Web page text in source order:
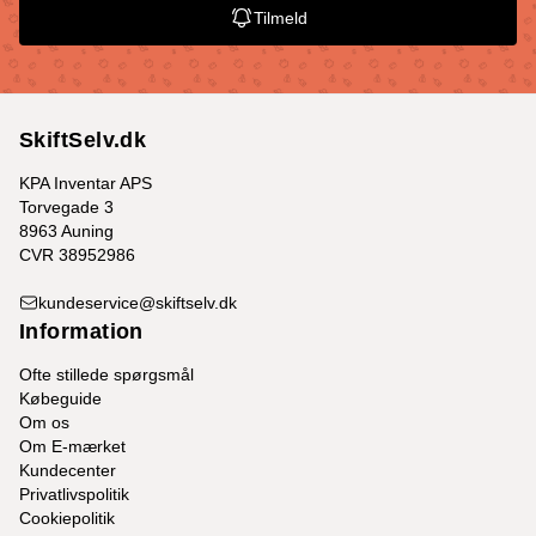
Tilmeld
SkiftSelv.dk
KPA Inventar APS
Torvegade 3
8963 Auning
CVR 38952986
kundeservice@skiftselv.dk
Information
Ofte stillede spørgsmål
Købeguide
Om os
Om E-mærket
Kundecenter
Privatlivspolitik
Cookiepolitik